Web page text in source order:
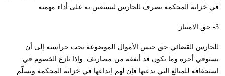
في خزانة المحكمة يصرف للحارس ليستعين به على أداء مهمته.
3- حق الامتياز:
للحارس القضائي حق حبس الأموال الموضوعة تحت حراسته إلى أن
يستوفي أجره وما يكون قد أنفقه من مصاريف. وإذا نازع الخصوم في
استحقاقه للمبالغ التي يدعيها فإن لهم إيداعها في خزانة المحكمة وتسلّم